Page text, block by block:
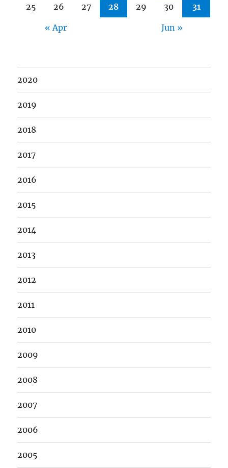
25 26 27 28 29 30 31
« Apr Jun »
2020
2019
2018
2017
2016
2015
2014
2013
2012
2011
2010
2009
2008
2007
2006
2005